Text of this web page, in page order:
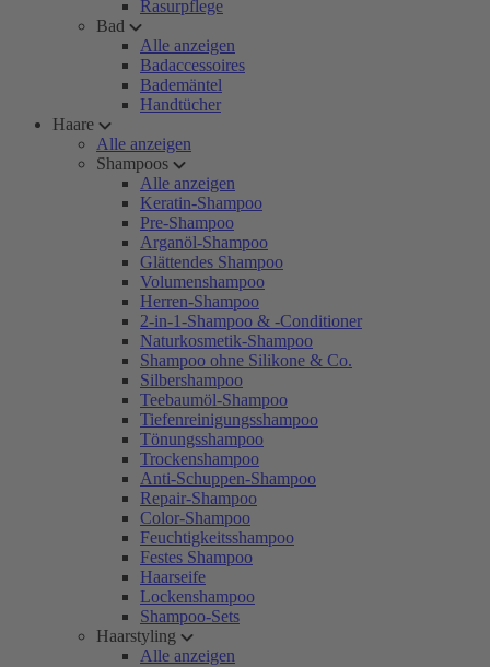
Rasurpflege
Bad
Alle anzeigen
Badaccessoires
Bademäntel
Handtücher
Haare
Alle anzeigen
Shampoos
Alle anzeigen
Keratin-Shampoo
Pre-Shampoo
Arganöl-Shampoo
Glättendes Shampoo
Volumenshampoo
Herren-Shampoo
2-in-1-Shampoo & -Conditioner
Naturkosmetik-Shampoo
Shampoo ohne Silikone & Co.
Silbershampoo
Teebaumöl-Shampoo
Tiefenreinigungsshampoo
Tönungsshampoo
Trockenshampoo
Anti-Schuppen-Shampoo
Repair-Shampoo
Color-Shampoo
Feuchtigkeitsshampoo
Festes Shampoo
Haarseife
Lockenshampoo
Shampoo-Sets
Haarstyling
Alle anzeigen